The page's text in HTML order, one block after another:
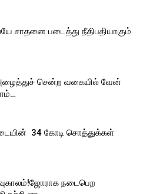
சாதனை படைத்து நீதிபதியாகும்
அழைத்துச் சென்ற வகையில் வேன்
₹ 34 கோடி சொத்துக்கள்
நடைபெற